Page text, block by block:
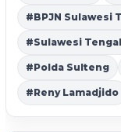
#BPJN Sulawesi
#Sulawesi
#Polda Sulteng
#Reny Lamadjido